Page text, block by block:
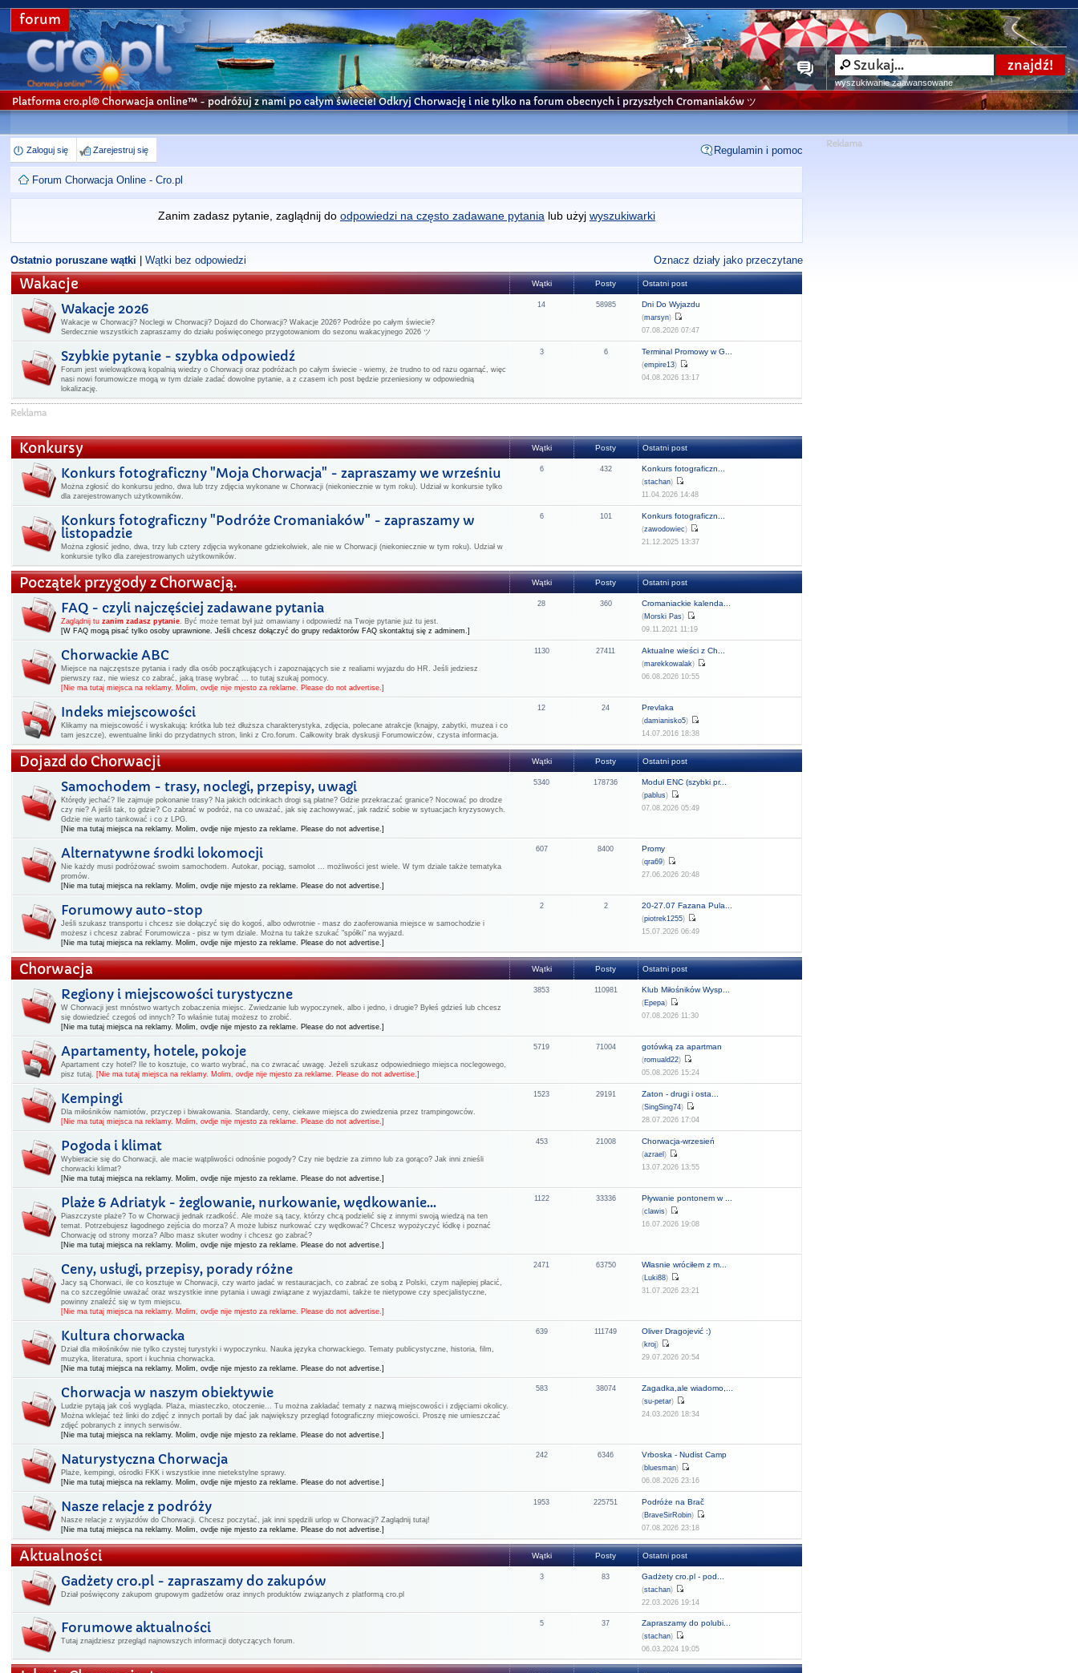
forum
wyszukiwanie zaawansowane
Platforma cro.pl© Chorwacja online™ - podróżuj z nami po całym świecie! Odkryj Chorwację i nie tylko na forum obecnych i przyszłych Cromaniaków ツ
Zaloguj się Zarejestruj się Regulamin i pomoc
Forum Chorwacja Online - Cro.pl
Zanim zadasz pytanie, zaglądnij do odpowiedzi na często zadawane pytania lub użyj wyszukiwarki
Ostatnio poruszane wątki |Wątki bez odpowiedzi Oznacz działy jako przeczytane
Wakacje Wątki Posty Ostatni post
Wakacje 2026
Wakacje w Chorwacji? Noclegi w Chorwacji? Dojazd do Chorwacji? Wakacje 2026? Podróże po całym świecie?
Serdecznie wszystkich zapraszamy do działu poświęconego przygotowaniom do sezonu wakacyjnego 2026 ツ
14 58985 Dni Do Wyjazdu
(marsyn)
07.08.2026 07:47
Szybkie pytanie - szybka odpowiedź
Forum jest wielowątkową kopalnią wiedzy o Chorwacji oraz podróżach po całym świecie - wiemy, że trudno to od razu ogarnąć, więc
nasi nowi forumowicze mogą w tym dziale zadać dowolne pytanie, a z czasem ich post będzie przeniesiony w odpowiednią
lokalizację.
3 6 Terminal Promowy w G...
(empire13)
04.08.2026 13:17
Konkursy Wątki Posty Ostatni post
Konkurs fotograficzny "Moja Chorwacja" - zapraszamy we wrześniu
Można zgłosić do konkursu jedno, dwa lub trzy zdjęcia wykonane w Chorwacji (niekoniecznie w tym roku). Udział w konkursie tylko
dla zarejestrowanych użytkowników.
6 432 Konkurs fotograficzn...
(stachan)
11.04.2026 14:48
Konkurs fotograficzny "Podróże Cromaniaków" - zapraszamy w
listopadzie
Można zgłosić jedno, dwa, trzy lub cztery zdjęcia wykonane gdziekolwiek, ale nie w Chorwacji (niekoniecznie w tym roku). Udział w
konkursie tylko dla zarejestrowanych użytkowników.
6 101 Konkurs fotograficzn...
(zawodowiec)
21.12.2025 13:37
Początek przygody z Chorwacją. Wątki Posty Ostatni post
FAQ - czyli najczęściej zadawane pytania
Zaglądnij tuzanim zadasz pytanie. Być może temat był już omawiany i odpowiedź na Twoje pytanie już tu jest.
[W FAQ mogą pisać tylko osoby uprawnione. Jeśli chcesz dołączyć do grupy redaktorów FAQ skontaktuj się z adminem.]
28 360 Cromaniackie kalenda...
(Morski Pas)
09.11.2021 11:19
Chorwackie ABC
Miejsce na najczęstsze pytania i rady dla osób początkujących i zapoznających sie z realiami wyjazdu do HR. Jeśli jedziesz
pierwszy raz, nie wiesz co zabrać, jaką trasę wybrać ... to tutaj szukaj pomocy.
[Nie ma tutaj miejsca na reklamy. Molim, ovdje nije mjesto za reklame. Please do not advertise.]
1130 27411 Aktualne wieści z Ch...
(marekkowalak)
06.08.2026 10:55
Indeks miejscowości
Klikamy na miejscowość i wyskakują: krótka lub też dłuższa charakterystyka, zdjęcia, polecane atrakcje (knajpy, zabytki, muzea i co
tam jeszcze), ewentualne linki do przydatnych stron, linki z Cro.forum. Całkowity brak dyskusji Forumowiczów, czysta informacja.
12 24 Prevlaka
(damianisko5)
14.07.2016 18:38
Dojazd do Chorwacji Wątki Posty Ostatni post
Samochodem - trasy, noclegi, przepisy, uwagi
Którędy jechać? Ile zajmuje pokonanie trasy? Na jakich odcinkach drogi są płatne? Gdzie przekraczać granice? Nocować po drodze
czy nie? A jeśli tak, to gdzie? Co zabrać w podróż, na co uważać, jak się zachowywać, jak radzić sobie w sytuacjach kryzysowych.
Gdzie nie warto tankować i co z LPG.
[Nie ma tutaj miejsca na reklamy. Molim, ovdje nije mjesto za reklame. Please do not advertise.]
5340 178736 Moduł ENC (szybki pr...
(pablus)
07.08.2026 05:49
Alternatywne środki lokomocji
Nie każdy musi podróżować swoim samochodem. Autokar, pociąg, samolot ... możliwości jest wiele. W tym dziale także tematyka
promów.
[Nie ma tutaj miejsca na reklamy. Molim, ovdje nije mjesto za reklame. Please do not advertise.]
607 8400 Promy
(qra69)
27.06.2026 20:48
Forumowy auto-stop
Jeśli szukasz transportu i chcesz sie dołączyć się do kogoś, albo odwrotnie - masz do zaoferowania miejsce w samochodzie i
możesz i chcesz zabrać Forumowicza - pisz w tym dziale. Można tu także szukać "spółki" na wyjazd.
[Nie ma tutaj miejsca na reklamy. Molim, ovdje nije mjesto za reklame. Please do not advertise.]
2 2 20-27.07 Fazana Pula...
(piotrek1255)
15.07.2026 06:49
Chorwacja Wątki Posty Ostatni post
Regiony i miejscowości turystyczne
W Chorwacji jest mnóstwo wartych zobaczenia miejsc. Zwiedzanie lub wypoczynek, albo i jedno, i drugie? Byłeś gdzieś lub chcesz
się dowiedzieć czegoś od innych? To właśnie tutaj możesz to zrobić.
[Nie ma tutaj miejsca na reklamy. Molim, ovdje nije mjesto za reklame. Please do not advertise.]
3853 110981 Klub Miłośników Wysp...
(Epepa)
07.08.2026 11:30
Apartamenty, hotele, pokoje
Apartament czy hotel? Ile to kosztuje, co warto wybrać, na co zwracać uwagę. Jeżeli szukasz odpowiedniego miejsca noclegowego,
pisz tutaj. [Nie ma tutaj miejsca na reklamy. Molim, ovdje nije mjesto za reklame. Please do not advertise.]
5719 71004 gotówką za apartman
(romuald22)
05.08.2026 15:24
Kempingi
Dla miłośników namiotów, przyczep i biwakowania. Standardy, ceny, ciekawe miejsca do zwiedzenia przez trampingowców.
[Nie ma tutaj miejsca na reklamy. Molim, ovdje nije mjesto za reklame. Please do not advertise.]
1523 29191 Zaton - drugi i osta...
(SingSing74)
28.07.2026 17:04
Pogoda i klimat
Wybieracie się do Chorwacji, ale macie wątpliwości odnośnie pogody? Czy nie będzie za zimno lub za gorąco? Jak inni znieśli
chorwacki klimat?
[Nie ma tutaj miejsca na reklamy. Molim, ovdje nije mjesto za reklame. Please do not advertise.]
453 21008 Chorwacja-wrzesień
(azrael)
13.07.2026 13:55
Plaże & Adriatyk - żeglowanie, nurkowanie, wędkowanie...
Piaszczyste plaże? To w Chorwacji jednak rzadkość. Ale może są tacy, którzy chcą podzielić się z innymi swoją wiedzą na ten
temat. Potrzebujesz łagodnego zejścia do morza? A może lubisz nurkować czy wędkować? Chcesz wypożyczyć łódkę i poznać
Chorwację od strony morza? Albo masz skuter wodny i chcesz go zabrać?
[Nie ma tutaj miejsca na reklamy. Molim, ovdje nije mjesto za reklame. Please do not advertise.]
1122 33336 Pływanie pontonem w ...
(clawis)
16.07.2026 19:08
Ceny, usługi, przepisy, porady różne
Jacy są Chorwaci, ile co kosztuje w Chorwacji, czy warto jadać w restauracjach, co zabrać ze sobą z Polski, czym najlepiej płacić,
na co szczególnie uważać oraz wszystkie inne pytania i uwagi związane z wyjazdami, także te nietypowe czy specjalistyczne,
powinny znaleźć się w tym miejscu.
[Nie ma tutaj miejsca na reklamy. Molim, ovdje nije mjesto za reklame. Please do not advertise.]
2471 63750 Własnie wróciłem z m...
(Luki88)
31.07.2026 23:21
Kultura chorwacka
Dział dla miłośników nie tylko czystej turystyki i wypoczynku. Nauka języka chorwackiego. Tematy publicystyczne, historia, film,
muzyka, literatura, sport i kuchnia chorwacka.
[Nie ma tutaj miejsca na reklamy. Molim, ovdje nije mjesto za reklame. Please do not advertise.]
639 111749 Oliver Dragojević :)
(kroj)
29.07.2026 20:54
Chorwacja w naszym obiektywie
Ludzie pytają jak coś wygląda. Plaża, miasteczko, otoczenie... Tu można zakładać tematy z nazwą miejscowości i zdjęciami okolicy.
Można wklejać też linki do zdjęć z innych portali by dać jak największy przegląd fotograficzny miejcowości. Proszę nie umieszczać
zdjęć pobranych z innych serwisów.
[Nie ma tutaj miejsca na reklamy. Molim, ovdje nije mjesto za reklame. Please do not advertise.]
583 38074 Zagadka,ale wiadomo,...
(su-petar)
24.03.2026 18:34
Naturystyczna Chorwacja
Plaże, kempingi, ośrodki FKK i wszystkie inne nietekstylne sprawy.
[Nie ma tutaj miejsca na reklamy. Molim, ovdje nije mjesto za reklame. Please do not advertise.]
242 6346 Vrboska - Nudist Camp
(bluesman)
06.08.2026 23:16
Nasze relacje z podróży
Nasze relacje z wyjazdów do Chorwacji. Chcesz poczytać, jak inni spędzili urlop w Chorwacji? Zaglądnij tutaj!
[Nie ma tutaj miejsca na reklamy. Molim, ovdje nije mjesto za reklame. Please do not advertise.]
1953 225751 Podróże na Brač
(BraveSirRobin)
07.08.2026 23:18
Aktualności Wątki Posty Ostatni post
Gadżety cro.pl - zapraszamy do zakupów
Dział poświęcony zakupom grupowym gadżetów oraz innych produktów związanych z platformą cro.pl
3 83 Gadżety cro.pl - pod...
(stachan)
22.03.2026 19:14
Forumowe aktualności
Tutaj znajdziesz przegląd najnowszych informacji dotyczących forum.
5 37 Zapraszamy do polubi...
(stachan)
06.03.2024 19:05